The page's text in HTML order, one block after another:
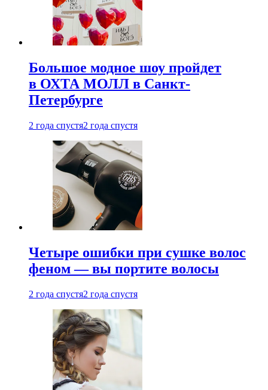
Большое модное шоу пройдет
в ОХТА МОЛЛ в Санкт-
Петербурге
2 года спустя2 года спустя
Четыре ошибки при сушке волос
феном — вы портите волосы
2 года спустя2 года спустя